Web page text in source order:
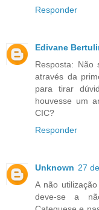
Responder
Edivane
Resposta: Não
através da
para tirar
houvesse um
CIC?
Responder
Unknown 27
A não
deve-se a